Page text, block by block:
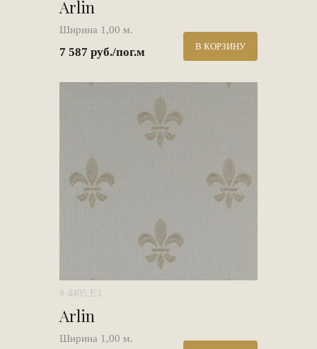
Arlin
Ширина 1,00 м.
7 587 руб./пог.м В КОРЗИНУ
# 4405 E3
Arlin
Ширина 1,00 м.